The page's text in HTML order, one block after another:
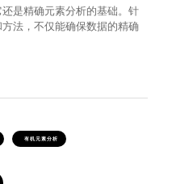
是精确元素分析的基础。针
法，不仅能确保数据的精确
有机元素分析